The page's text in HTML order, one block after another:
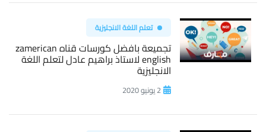
تعلم اللغة الانجليزية
تجميعة بافضل كورسات قناه zamerican
english لاستاذ براهيم عادل لتعلم اللغة
الانجليزية
2 يونيو 2020